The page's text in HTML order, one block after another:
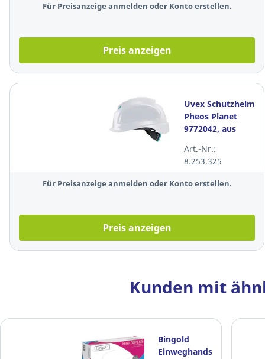
Für Preisanzeige anmelden oder Konto erstellen.
Preis anzeigen
Uvex Schutzhelm
Pheos Planet
9772042, aus
Drehverschluss
belüftet, weiß
Art.-Nr.:
8.253.325
Für Preisanzeige anmelden oder Konto erstellen.
Preis anzeigen
Kunden mit
Bingold
Einweghandschuhe